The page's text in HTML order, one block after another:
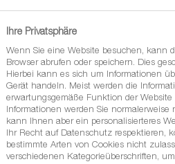
im Freilandgemüse
Pflanzenteile vermarktet
Unkräuter, Pilzkrankheiten
Ihre Privatsphäre
Wenn Sie eine Website besuchen, kann
Browser abrufen oder speichern. Dies
Hierbei kann es sich um Informationen
Gerät handeln. Meist werden die
erwartungsgemäße Funktion der
Informationen werden Sie
kann Ihnen aber ein personalisierteres
Ihr Recht auf Datenschutz respektieren,
bestimmte Arten von Cookies nicht
verschiedenen Kategorieüberschriften,